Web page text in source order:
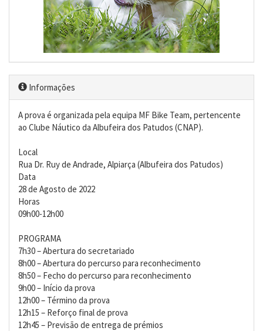
Informações
A prova é organizada pela equipa MF Bike Team, pertencente
ao Clube Náutico da Albufeira dos Patudos (CNAP).
Local
Rua Dr. Ruy de Andrade, Alpiarça (Albufeira dos Patudos)
Data
28 de Agosto de 2022
Horas
09h00-12h00
PROGRAMA
7h30 – Abertura do secretariado
8h00 – Abertura do percurso para reconhecimento
8h50 – Fecho do percurso para reconhecimento
9h00 – Início da prova
12h00 – Término da prova
12h15 – Reforço final de prova
12h45 – Previsão de entrega de prémios